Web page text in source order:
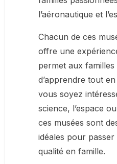
l’aéronautique et
Chacun de ces
offre une
permet aux
d’apprendre tout en
vous soyez
science, l’espace
ces musées sont
idéales pour passer
qualité en famille.